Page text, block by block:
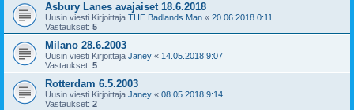
Asbury Lanes avajaiset 18.6.2018
Uusin viesti Kirjoittaja THE Badlands Man « 20.06.2018 0:11
Vastaukset: 5
Milano 28.6.2003
Uusin viesti Kirjoittaja Janey « 14.05.2018 9:07
Vastaukset: 5
Rotterdam 6.5.2003
Uusin viesti Kirjoittaja Janey « 08.05.2018 9:14
Vastaukset: 2